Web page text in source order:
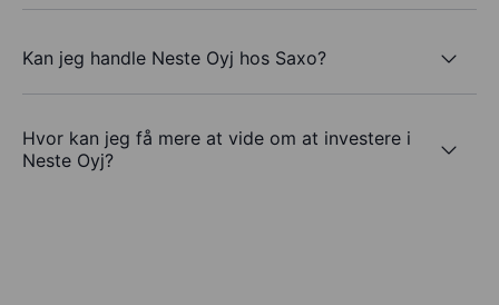
Kan jeg handle Neste Oyj hos Saxo?
Hvor kan jeg få mere at vide om at investere i
Neste Oyj?